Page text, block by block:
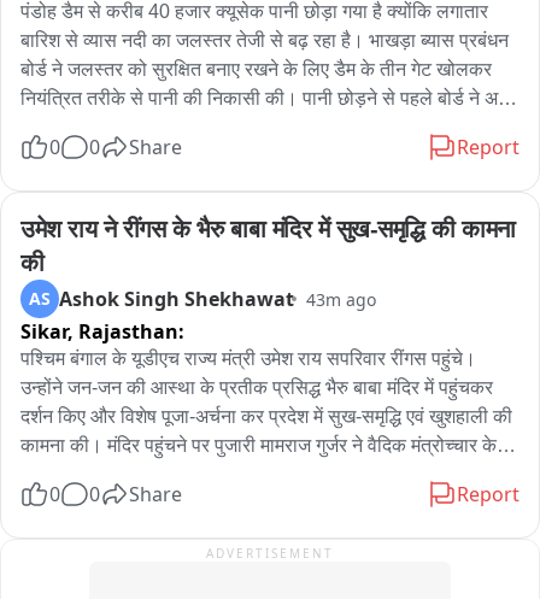
विजिलेंस टीम आरोपी को फाजिल्का स्थित एसएसपी कार्यालय की दूसरी
मंजिल पर बने एंटी फ्रॉड सेल कार्यालय लेकर पहुंची, जहां आवश्यक कार्रवाई
पूरी की गई। इसके बाद उसे आगे की कानूनी कार्रवाई के लिए फरीदकोट ले
जाया गया। फिलहाल विजिलेंस ब्यूरो पूरे मामले की जांच कर रहा है और
जारी है।
पंडोह डैम से करीब 40 हजार क्यूसेक पानी छोड़ा गया है क्योंकि लगातार
बारिश से व्यास नदी का जलस्तर तेजी से बढ़ रहा है। भाखड़ा ब्यास प्रबंधन
बोर्ड ने जलस्तर को सुरक्षित बनाए रखने के लिए डैम के तीन गेट खोलकर
नियंत्रित तरीके से पानी की निकासी की। पानी छोड़ने से पहले बोर्ड ने अर्ली
किया और व्यास नदी के किनारे रहने वाले लोगों से नदी के समीप न जाने और
बढ़ने के कारण पानी की आवक बढ़ रही है; आवश्यकतानुसार आगे भी पानी
छोड़ा जा सकता है। लोगों से आग्रह है कि नदी के किनारे न जाएं, बच्चों को
पानी के आसपास न जाने दें और सुरक्षा निर्देशों का पालन करें।
0 0 Share Report
उमेश राय ने रींगस के भैरु बाबा मंदिर में सुख-समृद्धि की कामना
की
AS Ashok Singh Shekhawat 43m ago
Sikar, Rajasthan:
पश्चिम बंगाल के यूडीएच राज्य मंत्री उमेश राय सपरिवार रींगस पहुंचे।
उन्होंने जन-जन की आस्था के प्रतीक प्रसिद्ध भैरु बाबा मंदिर में पहुंचकर
दर्शन किए और विशेष पूजा-अर्चना कर प्रदेश में सुख-समृद्धि एवं खुशहाली की
कामना की। मंदिर पहुंचने पर पुजारी मामराज गुर्जर ने वैदिक मंत्रोच्चार के
कर क्षेत्र की सुख-शांति एवं समृद्धि की कामना की। पूजा के बाद मंदिर
बता दें कि उमेश राय खाटूश्यामजी में बाबा श्याम के दर्शन करने के बाद
0 0 Share Report
ADVERTISEMENT